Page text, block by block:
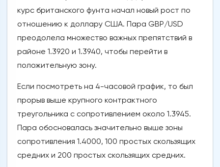
курс британского фунта начал новый рост по
отношению к доллару США. Пара GBP/USD
преодолела множество важных препятствий в
районе 1.3920 и 1.3940, чтобы перейти в
положительную зону.
Если посмотреть на 4-часовой график, то был
прорыв выше крупного контрактного
треугольника с сопротивлением около 1.3945.
Пара обосновалась значительно выше зоны
сопротивления 1.4000, 100 простых скользящих
средних и 200 простых скользящих средних.